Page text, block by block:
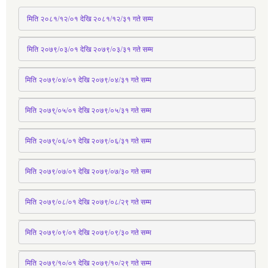
मिति २०८१/१२/०१ देखि २०८१/१२/३१ गते सम्म
मिति २०७९/०३/०१ देखि २०७९/०३/३१ गते सम्म
मिति २०७९/०४/०१ देखि २०७९/०४/३१ गते सम्म
मिति २०७९्/०५/०१ देखि २०७९/०५/३१ गते सम्म
मिति २०७९्/०६/०१ देखि २०७९/०६/३१ गते सम्म
मिति २०७९/०७/०१ देखि २०७९/०७/३० गते सम्म
मिति २०७९/०८/०१ देखि २०७९/०८/२९ गते सम्म
मिति २०७९/०९/०१ देखि २०७९/०९/३० गते सम्म
मिति २०७९/१०/०१ देखि २०७९/१०/२९ गते सम्म